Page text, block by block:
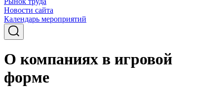
Новости сайта
Календарь мероприятий
О компаниях в игровой
форме